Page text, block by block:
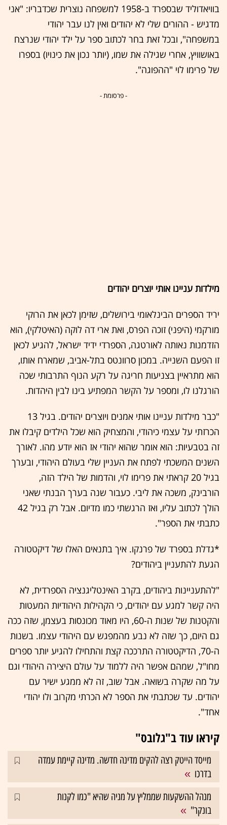
בוויאדוליד שבספרד ב-1958 למשפחה נוצרית שכדבריו: "אני
מדגיש - ההורים שלי לא יהודים ואין לנו עבר יהודי
במשפחה", ובכל זאת בחר לכתוב ספר על ילד יהודי שנרצח
באושוויץ, אחרי שגילה את שמו, (יותר נכון את כינויו) בספרו
של פרימו לוי "ההפוגה".
- פרסומת -
מילדות עניינו אותי יוצרים יהודים
יריד הספרים הבינלאומי בירושלים, שזימן לכאן את הרוקי
מורקמי (היפני) זוכה הפרס, ואת ארי דה לוקה (האיטלקי), הוא
הזדמנות נאותה לאורטגה, הספרדי ידיד ישראל, להגיע לכאן
זו הפעם השנייה. במכון סרוונטס בתל-אביב, שמארח אותו,
הוא מתראיין בצניעות חריגה על רקע הנוף התרבותי שכה
הורגלנו לו, ומספר על הקשר המפתיע בינו לבין היהדות.
"כבר מילדות עניינו אותי אמנים ויוצרים יהודים. בגיל 13
הכרזתי על עצמי כיהודי, והמצחיק הוא שכל הילדים קיבלו את
זה בטבעיות: הוא אומר שהוא יהודי אז הוא יודע מהו. לאורך
השנים המשכתי לפתח את העניין שלי בעולם היהודי, ובערך
בגיל 20 קראתי את פרימו לוי, והדמות של הילד הזה,
הורבינק, משכה את ליבי. כעבור שנה בערך הבנתי שאני
הולך לכתוב עליו, ואז הרגשתי כמו מדיום. אבל רק בגיל 42
כתבתי את הספר".
*גדלת בספרד של פרנקו. איך בתנאים האלו של דיקטטורה
הגעת להתעניין ביהודים?
"להתעניינות ביהודים, בקרב האינטליגנציה הספרדית, לא
היה קשר למגע עם יהודים, כי הקהילות היהודיות המעטות
והקטנות של שנות ה-60, היו מאוד מכונסות בעצמן, שזה ככה
גם היום, כך שזה לא נבע מהמפגש עם היהודי עצמו. בשנות
ה-70, הדיקטטורה התרככה קצת והתחילו להגיע יותר ספרים
מחו"ל, שמהם אפשר היה ללמוד על עולם היצירה היהודי וגם
על מה שקרה בשואה. אבל שוב, זה לא ממגע ישיר עם
יהודים. עד שכתבתי את הספר לא הכרתי מקרוב ולו יהודי
אחד".
קיראו עוד ב"גלובס"
מייסד הייטק רצה להקים מדינה חדשה. מדינה קיימת עמדה
בדרכו
מנהל ההשקעות שממליץ על מניה שהיא "כמו לקנות
בונקר"